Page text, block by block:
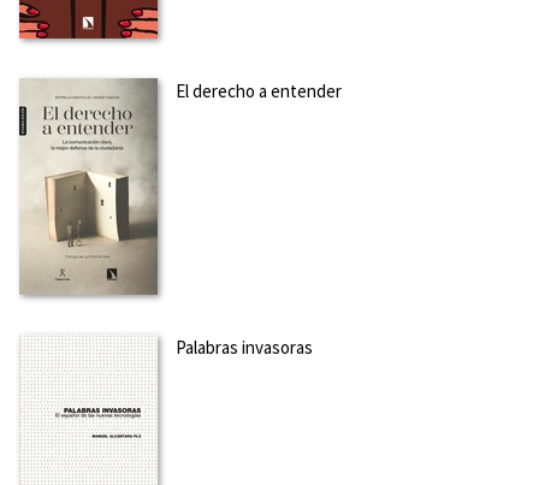
Es doctora por la Universidad Complutense de Madrid y
profesora de Lengua española en la Universidad de Castilla-
La Mancha. Ha trabajado para instituciones nacionales
como la Real Academia Española e internacionales como
la Universität Konstanz (Alemania). Su investigación se cen...
Ver más sobre el autor
SOBRE MARGOT VIVANCO GEFAELL (EDITORA)
Es profesora de lengua española en la Universidad de
Castilla - La Mancha. Su investigación se centra en las
relaciones entre semántica y sintaxis, tanto desde una
perspectiva sincrónica como diacrónica. Se ha
especializado en los fenómenos relacionados con la diátesis
y las alte...
El derecho a entender
Palabras invasoras